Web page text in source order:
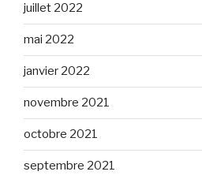
juillet 2022
mai 2022
janvier 2022
novembre 2021
octobre 2021
septembre 2021